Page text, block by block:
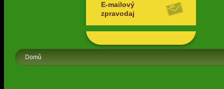
E-mailový
zpravodaj
Domů